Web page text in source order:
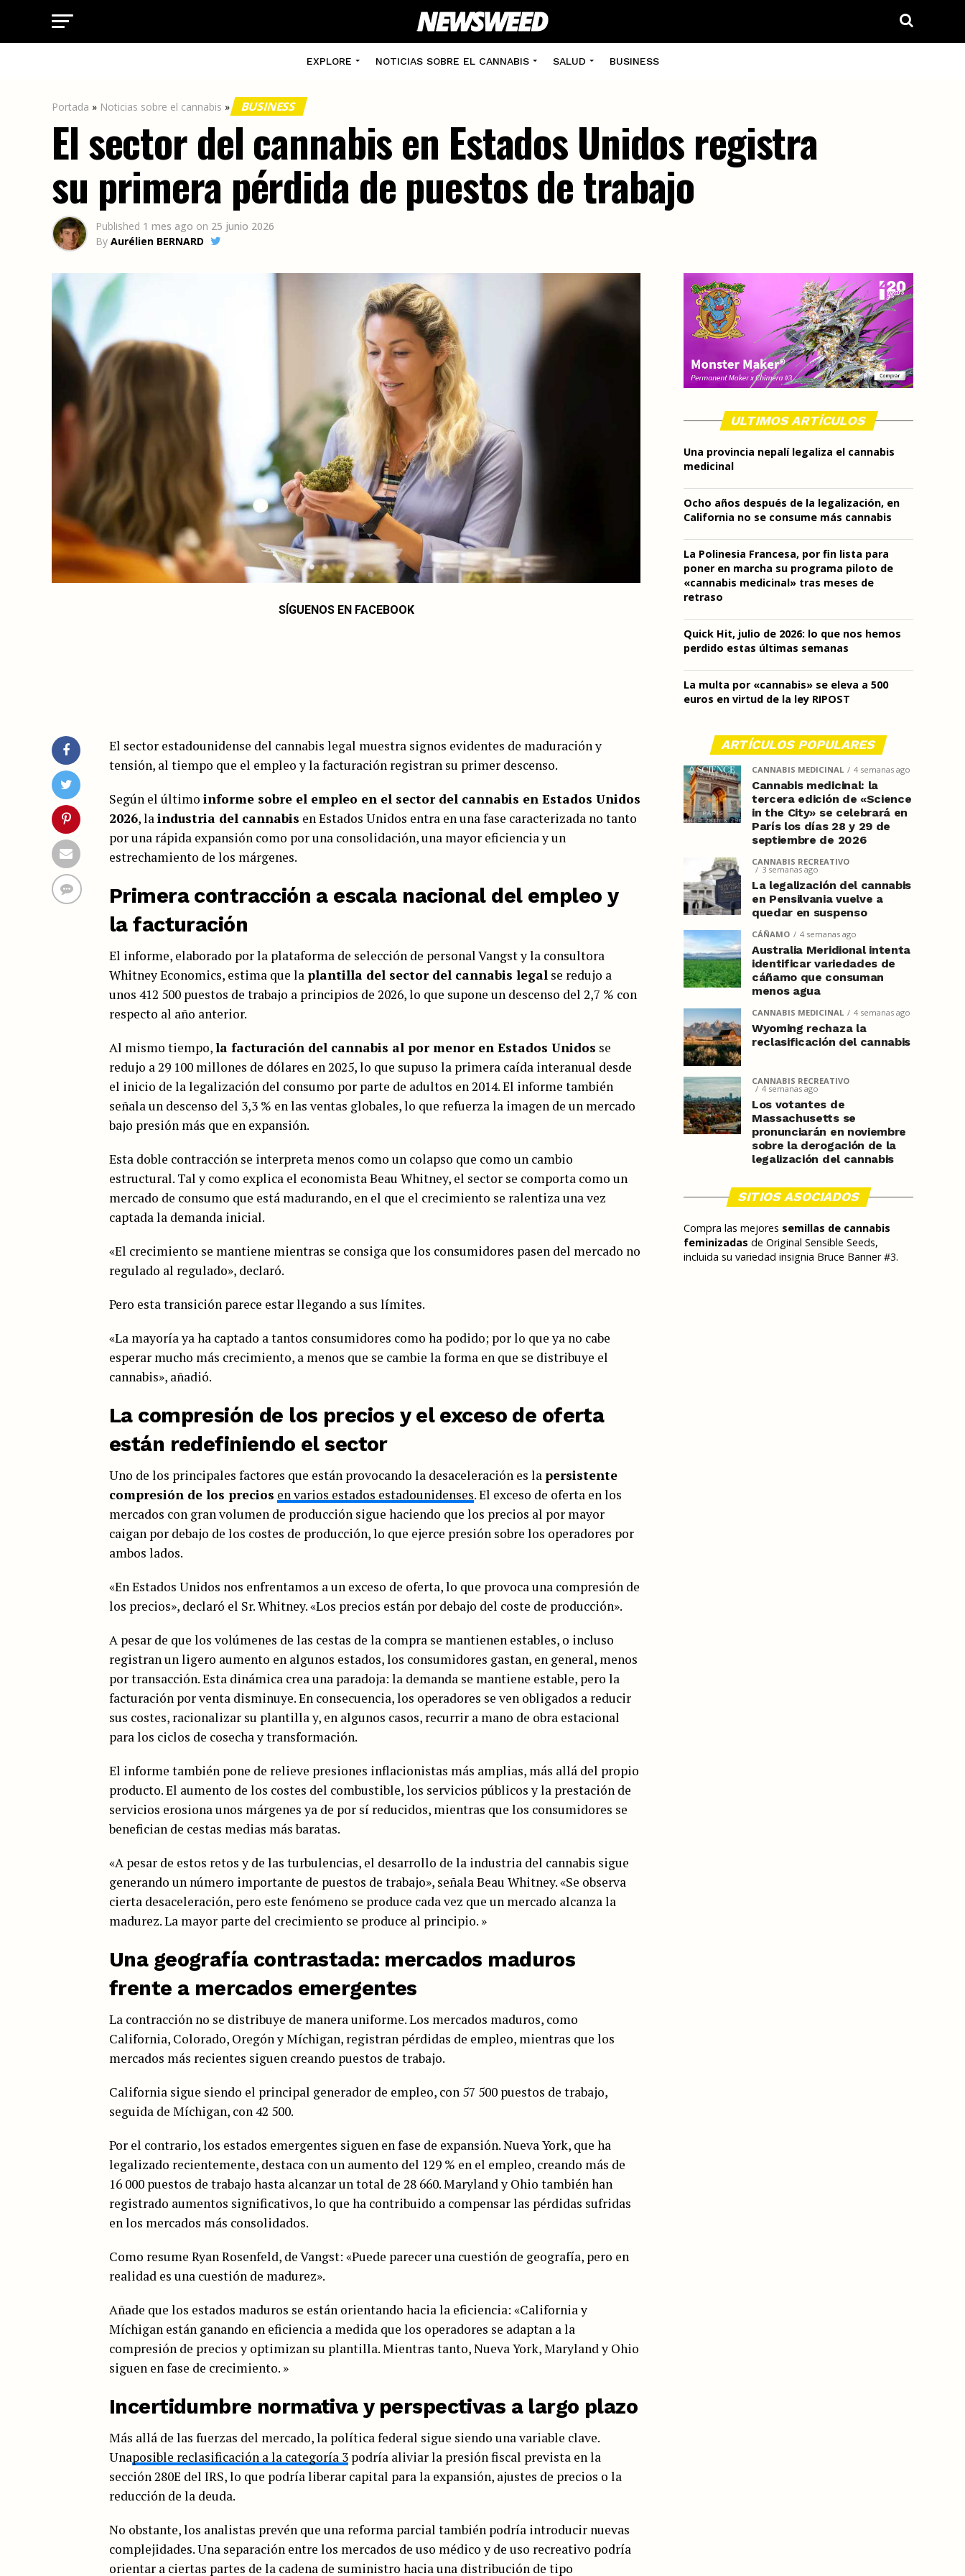
EXPLORE NOTICIAS SOBRE EL CANNABIS SALUD BUSINESS
Portada » Noticias sobre el cannabis » BUSINESS
El sector del cannabis en Estados Unidos registra
su primera pérdida de puestos de trabajo
Published 1 mes ago on 25 junio 2026
By Aurélien BERNARD
SÍGUENOS EN FACEBOOK
El sector estadounidense del cannabis legal muestra signos evidentes de maduración y
tensión, al tiempo que el empleo y la facturación registran su primer descenso.
Según el último informe sobre el empleo en el sector del cannabis en Estados Unidos
2026, la industria del cannabis en Estados Unidos entra en una fase caracterizada no tanto
por una rápida expansión como por una consolidación, una mayor eficiencia y un
estrechamiento de los márgenes.
Primera contracción a escala nacional del empleo y
la facturación
El informe, elaborado por la plataforma de selección de personal Vangst y la consultora
Whitney Economics, estima que la plantilla del sector del cannabis legal se redujo a
unos 412 500 puestos de trabajo a principios de 2026, lo que supone un descenso del 2,7 % con
respecto al año anterior.
Al mismo tiempo,la facturación del cannabis al por menor en Estados Unidos se
redujo a 29 100 millones de dólares en 2025, lo que supuso la primera caída interanual desde
el inicio de la legalización del consumo por parte de adultos en 2014. El informe también
señala un descenso del 3,3 % en las ventas globales, lo que refuerza la imagen de un mercado
bajo presión más que en expansión.
Esta doble contracción se interpreta menos como un colapso que como un cambio
estructural. Tal y como explica el economista Beau Whitney, el sector se comporta como un
mercado de consumo que está madurando, en el que el crecimiento se ralentiza una vez
captada la demanda inicial.
«El crecimiento se mantiene mientras se consiga que los consumidores pasen del mercado no
regulado al regulado», declaró.
Pero esta transición parece estar llegando a sus límites.
«La mayoría ya ha captado a tantos consumidores como ha podido; por lo que ya no cabe
esperar mucho más crecimiento, a menos que se cambie la forma en que se distribuye el
cannabis», añadió.
La compresión de los precios y el exceso de oferta
están redefiniendo el sector
Uno de los principales factores que están provocando la desaceleración es la persistente
compresión de los precios en varios estados estadounidenses. El exceso de oferta en los
mercados con gran volumen de producción sigue haciendo que los precios al por mayor
caigan por debajo de los costes de producción, lo que ejerce presión sobre los operadores por
ambos lados.
«En Estados Unidos nos enfrentamos a un exceso de oferta, lo que provoca una compresión de
los precios», declaró el Sr. Whitney. «Los precios están por debajo del coste de producción».
A pesar de que los volúmenes de las cestas de la compra se mantienen estables, o incluso
registran un ligero aumento en algunos estados, los consumidores gastan, en general, menos
por transacción. Esta dinámica crea una paradoja: la demanda se mantiene estable, pero la
facturación por venta disminuye. En consecuencia, los operadores se ven obligados a reducir
sus costes, racionalizar su plantilla y, en algunos casos, recurrir a mano de obra estacional
para los ciclos de cosecha y transformación.
El informe también pone de relieve presiones inflacionistas más amplias, más allá del propio
producto. El aumento de los costes del combustible, los servicios públicos y la prestación de
servicios erosiona unos márgenes ya de por sí reducidos, mientras que los consumidores se
benefician de cestas medias más baratas.
«A pesar de estos retos y de las turbulencias, el desarrollo de la industria del cannabis sigue
generando un número importante de puestos de trabajo», señala Beau Whitney. «Se observa
cierta desaceleración, pero este fenómeno se produce cada vez que un mercado alcanza la
madurez. La mayor parte del crecimiento se produce al principio. »
Una geografía contrastada: mercados maduros
frente a mercados emergentes
La contracción no se distribuye de manera uniforme. Los mercados maduros, como
California, Colorado, Oregón y Míchigan, registran pérdidas de empleo, mientras que los
mercados más recientes siguen creando puestos de trabajo.
California sigue siendo el principal generador de empleo, con 57 500 puestos de trabajo,
seguida de Míchigan, con 42 500.
Por el contrario, los estados emergentes siguen en fase de expansión. Nueva York, que ha
legalizado recientemente, destaca con un aumento del 129 % en el empleo, creando más de
16 000 puestos de trabajo hasta alcanzar un total de 28 660. Maryland y Ohio también han
registrado aumentos significativos, lo que ha contribuido a compensar las pérdidas sufridas
en los mercados más consolidados.
Como resume Ryan Rosenfeld, de Vangst: «Puede parecer una cuestión de geografía, pero en
realidad es una cuestión de madurez».
Añade que los estados maduros se están orientando hacia la eficiencia: «California y
Míchigan están ganando en eficiencia a medida que los operadores se adaptan a la
compresión de precios y optimizan su plantilla. Mientras tanto, Nueva York, Maryland y Ohio
siguen en fase de crecimiento. »
Incertidumbre normativa y perspectivas a largo plazo
Más allá de las fuerzas del mercado, la política federal sigue siendo una variable clave.
Unaposible reclasificación a la categoría 3 podría aliviar la presión fiscal prevista en la
sección 280E del IRS, lo que podría liberar capital para la expansión, ajustes de precios o la
reducción de la deuda.
No obstante, los analistas prevén que una reforma parcial también podría introducir nuevas
complejidades. Una separación entre los mercados de uso médico y de uso recreativo podría
orientar a ciertas partes de la cadena de suministro hacia una distribución de tipo
ULTIMOS ARTÍCULOS
Una provincia nepalí legaliza el cannabis
medicinal
Ocho años después de la legalización, en
California no se consume más cannabis
La Polinesia Francesa, por fin lista para
poner en marcha su programa piloto de
«cannabis medicinal» tras meses de
retraso
Quick Hit, julio de 2026: lo que nos hemos
perdido estas últimas semanas
La multa por «cannabis» se eleva a 500
euros en virtud de la ley RIPOST
ARTÍCULOS POPULARES
CANNABIS MEDICINAL 4 semanas ago
Cannabis medicinal: la
tercera edición de «Science
in the City» se celebrará en
París los días 28 y 29 de
septiembre de 2026
CANNABIS RECREATIVO
3 semanas ago
La legalización del cannabis
en Pensilvania vuelve a
quedar en suspenso
CÁÑAMO 4 semanas ago
Australia Meridional intenta
identificar variedades de
cáñamo que consuman
menos agua
CANNABIS MEDICINAL 4 semanas ago
Wyoming rechaza la
reclasificación del cannabis
CANNABIS RECREATIVO
4 semanas ago
Los votantes de
Massachusetts se
pronunciarán en noviembre
sobre la derogación de la
legalización del cannabis
SITIOS ASOCIADOS
Compra las mejores semillas de cannabis
feminizadas de Original Sensible Seeds,
incluida su variedad insignia Bruce Banner #3.